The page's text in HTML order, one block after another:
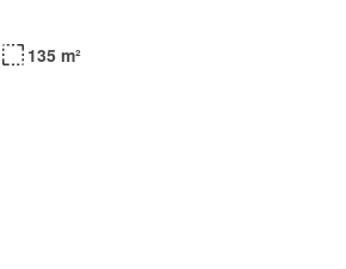
135 m²